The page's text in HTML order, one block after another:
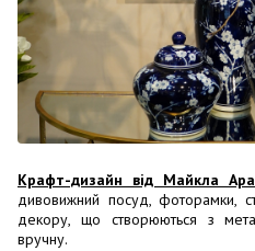
Крафт-дизайн від Майкла
дивовижний посуд, фоторамки,
декору, що створюються з
вручну.